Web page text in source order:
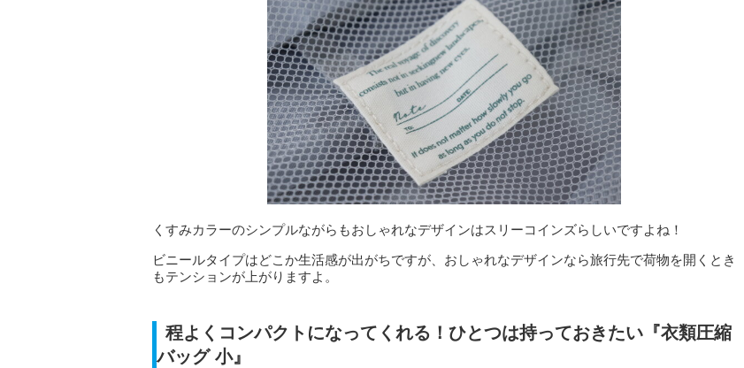
くすみカラーのシンプルながらもおしゃれなデザインはスリーコインズらしいですよね！
ビニールタイプはどこか生活感が出がちですが、おしゃれなデザインなら旅行先で荷物を開くとき
もテンションが上がりますよ。
程よくコンパクトになってくれる！ひとつは持っておきたい『衣類圧縮
バッグ 小』